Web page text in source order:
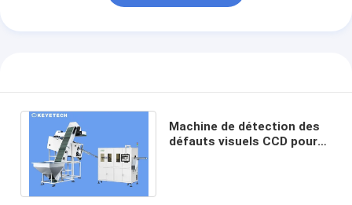
Machine de détection des
défauts visuels CCD pour